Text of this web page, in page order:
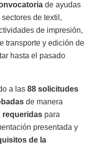
de ayudas
de textil,
de impresión,
transporte y edición de
hasta el pasado
a las 88 solicitudes
de manera
requeridas para
presentada y
de la